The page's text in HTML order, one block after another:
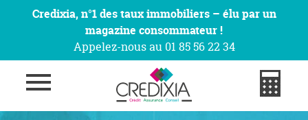
Credixia, n°1 des taux immobiliers – élu par un
magazine consommateur !
Appelez-nous au 01 85 56 22 34